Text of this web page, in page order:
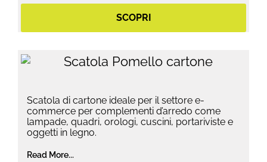
SCOPRI
Scatola di cartone ideale per il settore e-
commerce per complementi d’arredo come
lampade, quadri, orologi, cuscini, portariviste e
oggetti in legno.
Read More...